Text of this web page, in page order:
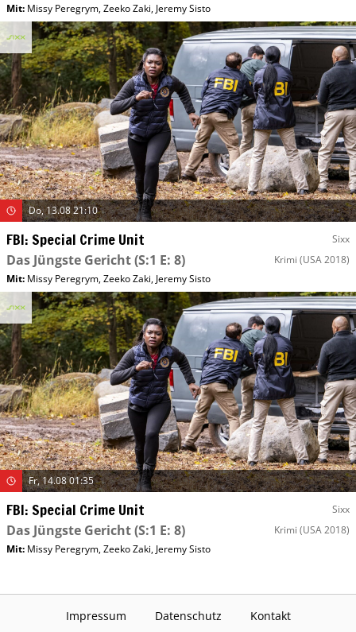
Mit: Missy Peregrym,Zeeko Zaki, Jeremy Sisto
Do, 13.08 21:10
FBI: Special Crime Unit Sixx
Das Jüngste Gericht(S:1 E: 8) Krimi (USA 2018)
Mit: Missy Peregrym,Zeeko Zaki, Jeremy Sisto
Fr, 14.08 01:35
FBI: Special Crime Unit Sixx
Das Jüngste Gericht(S:1 E: 8) Krimi (USA 2018)
Mit: Missy Peregrym,Zeeko Zaki, Jeremy Sisto
Impressum Datenschutz Kontakt